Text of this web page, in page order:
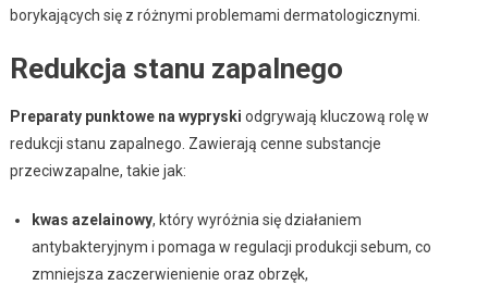
borykających się z różnymi problemami dermatologicznymi.
Redukcja stanu zapalnego
Preparaty punktowe na wypryski odgrywają kluczową rolę w
redukcji stanu zapalnego. Zawierają cenne substancje
przeciwzapalne, takie jak:
kwas azelainowy, który wyróżnia się działaniem
antybakteryjnym i pomaga w regulacji produkcji sebum, co
zmniejsza zaczerwienienie oraz obrzęk,